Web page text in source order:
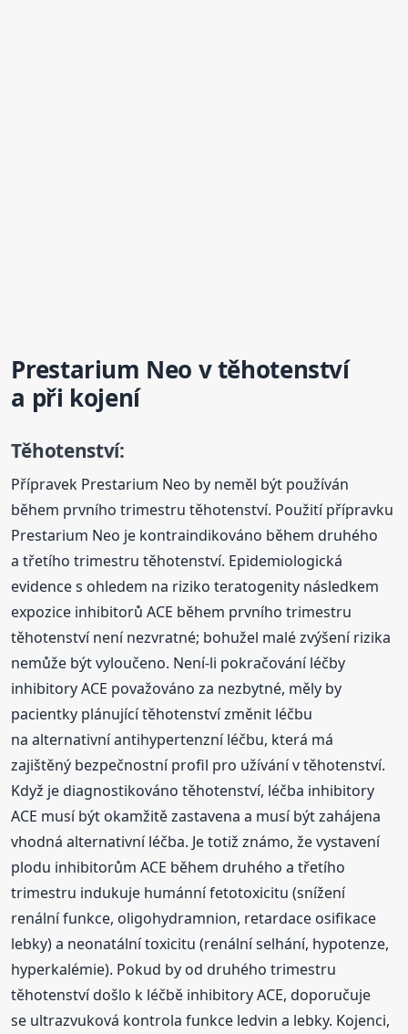
Prestarium Neo v těhotenství
a při kojení
Těhotenství:
Přípravek Prestarium Neo by neměl být používán
během prvního trimestru těhotenství. Použití přípravku
Prestarium Neo je kontraindikováno během druhého
a třetího trimestru těhotenství. Epidemiologická
evidence s ohledem na riziko teratogenity následkem
expozice inhibitorů ACE během prvního trimestru
těhotenství není nezvratné; bohužel malé zvýšení rizika
nemůže být vyloučeno. Není-li pokračování léčby
inhibitory ACE považováno za nezbytné, měly by
pacientky plánující těhotenství změnit léčbu
na alternativní antihypertenzní léčbu, která má
zajištěný bezpečnostní profil pro užívání v těhotenství.
Když je diagnostikováno těhotenství, léčba inhibitory
ACE musí být okamžitě zastavena a musí být zahájena
vhodná alternativní léčba. Je totiž známo, že vystavení
plodu inhibitorům ACE během druhého a třetího
trimestru indukuje humánní fetotoxicitu (snížení
renální funkce, oligohydramnion, retardace osifikace
lebky) a neonatální toxicitu (renální selhání, hypotenze,
hyperkalémie). Pokud by od druhého trimestru
těhotenství došlo k léčbě inhibitory ACE, doporučuje
se ultrazvuková kontrola funkce ledvin a lebky. Kojenci,